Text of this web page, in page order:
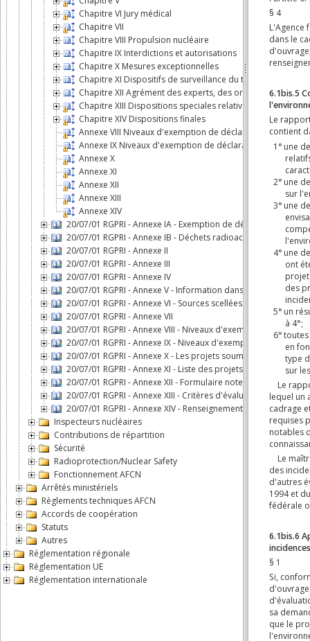
Chapitre VI Jury médical
Chapitre VII
Chapitre VIII Propulsion nucléaire
Chapitre IX Interdictions et autorisations
Chapitre X Mesures exceptionnelles
Chapitre XI Dispositifs de surveillance du territoire et de
Chapitre XII Agrément des experts, des organismes et des
Chapitre XIII Dispositions speciales relatives aux sources
Chapitre XIV Dispositions finales
Annexe VIII Niveaux d'exemption de déclaration pour les
Annexe IX Niveaux d'exemption de déclaration pour les
Annexe X
Annexe XI
Annexe XII
Annexe XIII
Annexe XIV
20/07/01 RGPRI - Annexe IA - Exemption de déclaration
20/07/01 RGPRI - Annexe IB - Déchets radioactifs:
20/07/01 RGPRI - Annexe II
20/07/01 RGPRI - Annexe III
20/07/01 RGPRI - Annexe IV
20/07/01 RGPRI - Annexe V - Information dans les plans
20/07/01 RGPRI - Annexe VI - Sources scellées de haute
20/07/01 RGPRI - Annexe VII
20/07/01 RGPRI - Annexe VIII - Niveaux d'exemption de
20/07/01 RGPRI - Annexe IX - Niveaux d'exemption de
20/07/01 RGPRI - Annexe X - Les projets soumis au rapport
20/07/01 RGPRI - Annexe XI - Liste des projets soumis à un
20/07/01 RGPRI - Annexe XII - Formulaire note de screening
20/07/01 RGPRI - Annexe XIII - Critères d'évaluation screening
20/07/01 RGPRI - Annexe XIV - Renseignements
Inspecteurs nucléaires
Contributions de répartition
Sécurité
Radioprotection/Nuclear Safety
Fonctionnement AFCN
Arrêtés ministériels
Règlements techniques AFCN
Accords de coopération
Statuts
Autres
Réglementation régionale
Réglementation UE
Réglementation internationale